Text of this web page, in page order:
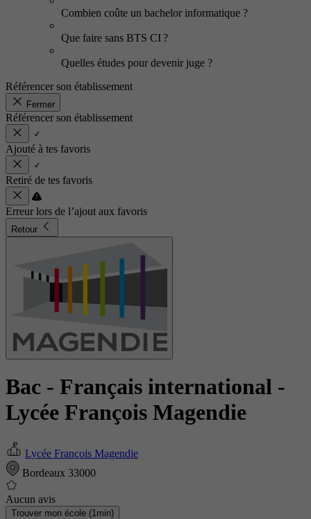
Combien coûte un bachelor informatique ?
Que faire sans BTS CI ?
Quelles études pour devenir juge ?
Référencer son établissement
Fermer
Référencer son établissement
Ajouté à tes favoris
Retiré de tes favoris
Erreur lors de l’ajout aux favoris
Retour
Bac - Français international -
Lycée François Magendie
Lycée François Magendie
Bordeaux 33000
Aucun avis
Trouver mon école (1min)